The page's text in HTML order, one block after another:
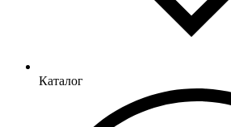
Каталог